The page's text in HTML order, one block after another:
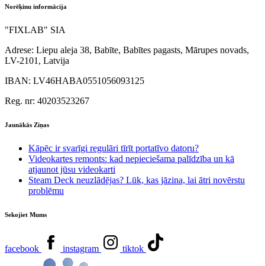
Norēķinu informācija
"FIXLAB" SIA
Adrese: Liepu aleja 38, Babīte, Babītes pagasts, Mārupes novads,
LV-2101, Latvija
IBAN: LV46HABA0551056093125
Reg. nr: 40203523267
Jaunākās Ziņas
Kāpēc ir svarīgi regulāri tīrīt portatīvo datoru?
Videokartes remonts: kad nepieciešama palīdzība un kā
atjaunot jūsu videokarti
Steam Deck neuzlādējas? Lūk, kas jāzina, lai ātri novērstu
problēmu
Sekojiet Mums
facebook instagram tiktok